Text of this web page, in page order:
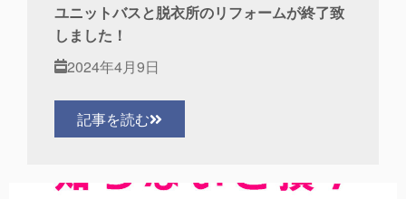
ユニットバスと脱衣所のリフォームが終了致
しました！
2024年4月9日
記事を読む